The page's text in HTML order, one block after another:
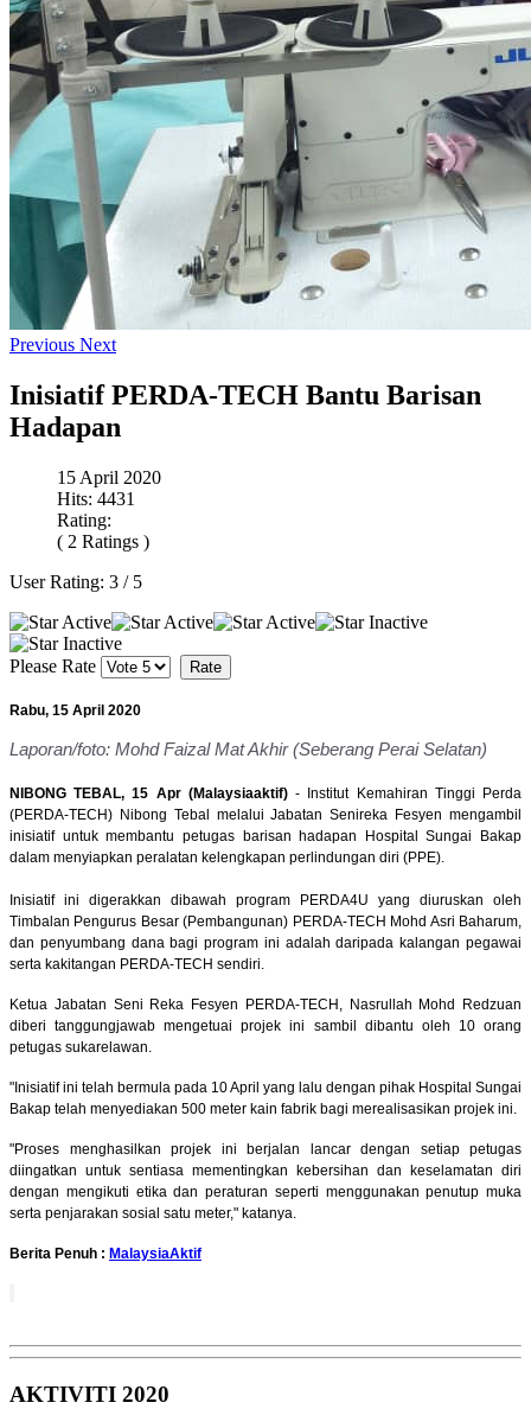
Previous Next
Inisiatif PERDA-TECH Bantu Barisan
Hadapan
15 April 2020
Hits: 4431
Rating:
( 2 Ratings )
User Rating: 3 / 5
Please Rate
Rabu, 15 April 2020
Laporan/foto: Mohd Faizal Mat Akhir (Seberang Perai Selatan)
NIBONG TEBAL, 15 Apr (Malaysiaaktif)- Institut Kemahiran Tinggi Perda
(PERDA-TECH) Nibong Tebal melalui Jabatan Senireka Fesyen mengambil
inisiatif untuk membantu petugas barisan hadapan Hospital Sungai Bakap
dalam menyiapkan peralatan kelengkapan perlindungan diri (PPE).
Inisiatif ini digerakkan dibawah program PERDA4U yang diuruskan oleh
Timbalan Pengurus Besar (Pembangunan) PERDA-TECH Mohd Asri Baharum,
dan penyumbang dana bagi program ini adalah daripada kalangan pegawai
serta kakitangan PERDA-TECH sendiri.
Ketua Jabatan Seni Reka Fesyen PERDA-TECH, Nasrullah Mohd Redzuan
diberi tanggungjawab mengetuai projek ini sambil dibantu oleh 10 orang
petugas sukarelawan.
"Inisiatif ini telah bermula pada 10 April yang lalu dengan pihak Hospital Sungai
Bakap telah menyediakan 500 meter kain fabrik bagi merealisasikan projek ini.
"Proses menghasilkan projek ini berjalan lancar dengan setiap petugas
diingatkan untuk sentiasa mementingkan kebersihan dan keselamatan diri
dengan mengikuti etika dan peraturan seperti menggunakan penutup muka
serta penjarakan sosial satu meter," katanya.
Berita Penuh : MalaysiaAktif
AKTIVITI 2020